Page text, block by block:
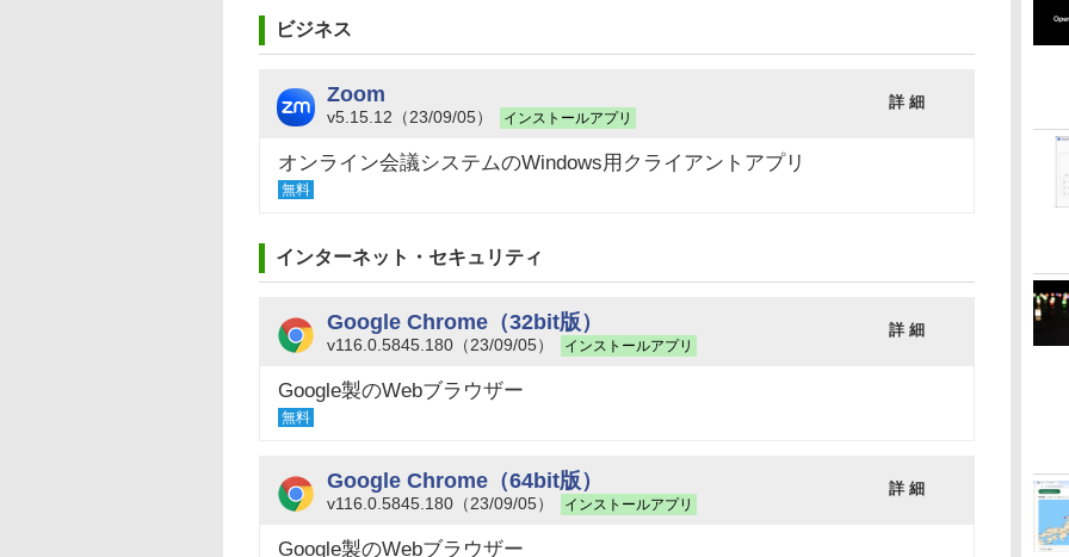
ビジネス
Zoom
v5.15.12（23/09/05） インストールアプリ
詳 細
オンライン会議システムのWindows用クライアントアプリ
無料
インターネット・セキュリティ
Google Chrome（32bit版）
v116.0.5845.180（23/09/05） インストールアプリ
詳 細
Google製のWebブラウザー
無料
Google Chrome（64bit版）
v116.0.5845.180（23/09/05） インストールアプリ
詳 細
Google製のWebブラウザー